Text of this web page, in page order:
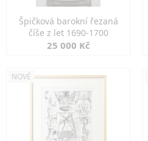
Špičková barokní řezaná
číše z let 1690-1700
25 000 Kč
NOVÉ